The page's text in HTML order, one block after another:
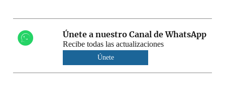
Únete a nuestro Canal de WhatsApp
Recibe todas las actualizaciones
Únete